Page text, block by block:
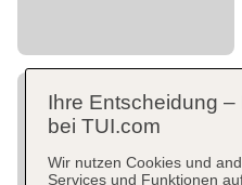
Ihre Entscheidung
bei TUI.com
Wir nutzen Cookies und
Services und Funktionen